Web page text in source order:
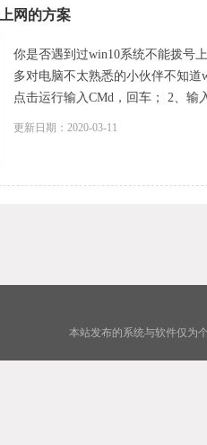
网的方案
你是否遇到过win10系统不能拨号
多对电脑不太熟悉的小伙伴不知
点击运行输入CMd，回车； 2、输
更新日期：2020-03-11
本站发布的系统与软件仅为